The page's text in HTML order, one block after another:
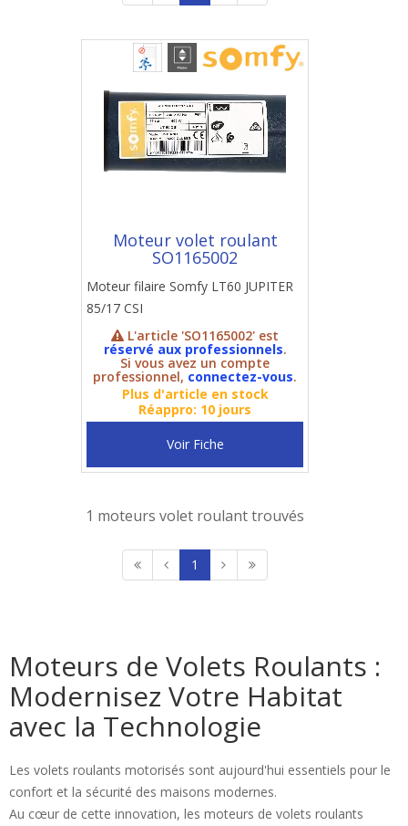
Moteur volet roulant
SO1165002
Moteur filaire Somfy LT60 JUPITER
85/17 CSI
L'article 'SO1165002' est
réservé aux professionnels.
Si vous avez un compte
professionnel, connectez-vous.
Plus d'article en stock
Réappro: 10 jours
Voir Fiche
1 moteurs volet roulant trouvés
1
Moteurs de Volets Roulants :
Modernisez Votre Habitat
avec la Technologie
Les volets roulants motorisés sont aujourd'hui essentiels pour le
confort et la sécurité des maisons modernes.
Au cœur de cette innovation, les moteurs de volets roulants